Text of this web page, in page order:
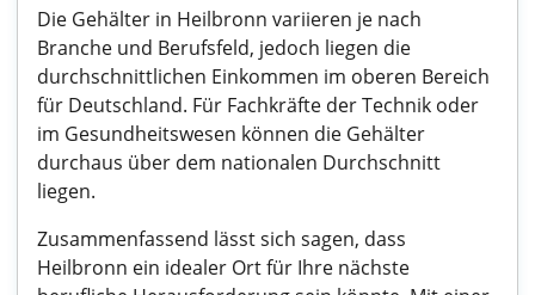
Die Gehälter in Heilbronn variieren je nach
Branche und Berufsfeld, jedoch liegen die
durchschnittlichen Einkommen im oberen Bereich
für Deutschland. Für Fachkräfte der Technik oder
im Gesundheitswesen können die Gehälter
durchaus über dem nationalen Durchschnitt
liegen.
Zusammenfassend lässt sich sagen, dass
Heilbronn ein idealer Ort für Ihre nächste